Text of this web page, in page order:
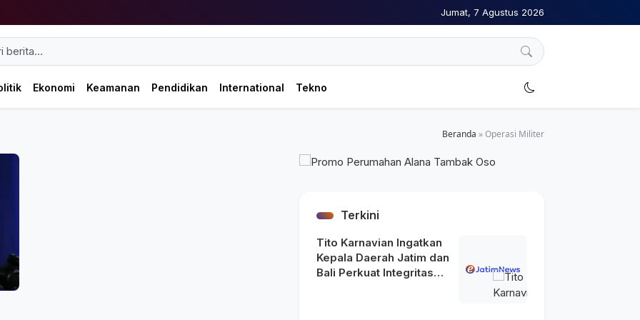
Jumat, 7 Agustus 2026
Ekonomi Keamanan Pendidikan International Tekno
Beranda »Operasi Militer
Terkini
Tito Karnavian Ingatkan
Kepala Daerah Jatim dan
Bali Perkuat Integritas